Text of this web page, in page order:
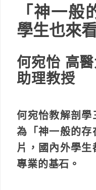
「神一
學生也來
何宛怡 高
助理教授
何宛怡教解剖學
為「神一般的存
片，國內外學
專業的基石。